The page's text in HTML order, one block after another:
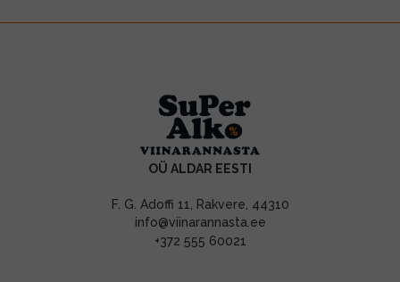
OÜ ALDAR EESTI
F. G. Adoffi 11, Rakvere, 44310
info@viinarannasta.ee
+372 555 60021